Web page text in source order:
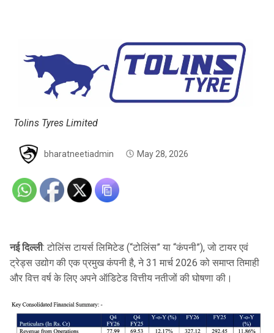
Tolins Tyres Limited
bharatneetiadmin May 28, 2026
नई दिल्ली: टोलिंस टायर्स लिमिटेड (“टोलिंस” या “कंपनी”), जो टायर एवं
ट्रेड्स उद्योग की एक प्रमुख कंपनी है, ने 31 मार्च 2026 को समाप्त तिमाही
और वित्त वर्ष के लिए अपने ऑडिटेड वित्तीय नतीजों की घोषणा की।